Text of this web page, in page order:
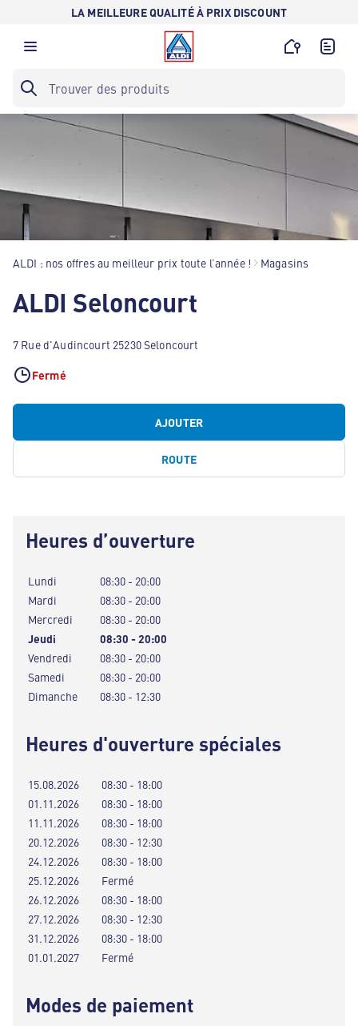
LA MEILLEURE QUALITÉ À PRIX DISCOUNT
ALDI : nos offres au meilleur prix toute l’année ! Magasins
ALDI Seloncourt
7 Rue d'Audincourt 25230 Seloncourt
Fermé
AJOUTER
ROUTE
Heures d’ouverture
Lundi
08:30 - 20:00
Mardi
08:30 - 20:00
Mercredi
08:30 - 20:00
Jeudi
08:30 - 20:00
Vendredi
08:30 - 20:00
Samedi
08:30 - 20:00
Dimanche
08:30 - 12:30
Heures d'ouverture spéciales
15.08.2026
08:30 - 18:00
01.11.2026
08:30 - 18:00
11.11.2026
08:30 - 18:00
20.12.2026
08:30 - 12:30
24.12.2026
08:30 - 18:00
25.12.2026
Fermé
26.12.2026
08:30 - 18:00
27.12.2026
08:30 - 12:30
31.12.2026
08:30 - 18:00
01.01.2027
Fermé
Modes de paiement